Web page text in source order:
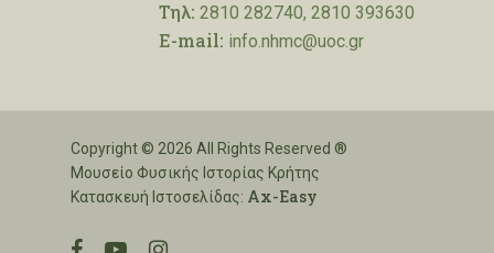
Τηλ: 2810 282740, 2810 393630
E-mail: info.nhmc@uoc.gr
Copyright © 2026 All Rights Reserved ®
Μουσείο Φυσικής Ιστορίας Κρήτης
Κατασκευή Ιστοσελίδας: Ax-Easy
facebookyoutubeinstagram